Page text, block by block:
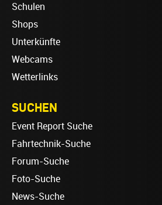
Schulen
Shops
Unterkünfte
Webcams
Wetterlinks
SUCHEN
Event Report Suche
Fahrtechnik-Suche
Forum-Suche
Foto-Suche
News-Suche